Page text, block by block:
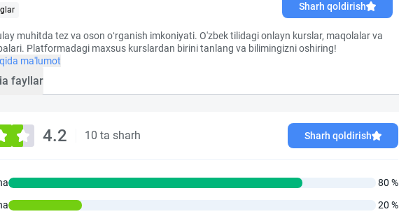
Sharh qoldirish
muhitda tez va oson o‘rganish imkoniyati. O'zbek tilidagi onlayn kurslar, maqolalar va
Platformadagi maxsus kurslardan birini tanlang va bilimingizni oshiring!
ma'lumot
fayllar
4.2 10 ta sharh Sharh qoldirish
80 %
20 %